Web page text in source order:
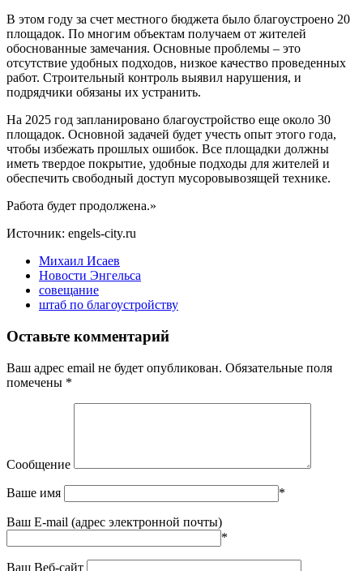
В этом году за счет местного бюджета было благоустроено 20
площадок. По многим объектам получаем от жителей
обоснованные замечания. Основные проблемы – это
отсутствие удобных подходов, низкое качество проведенных
работ. Строительный контроль выявил нарушения, и
подрядчики обязаны их устранить.
На 2025 год запланировано благоустройство еще около 30
площадок. Основной задачей будет учесть опыт этого года,
чтобы избежать прошлых ошибок. Все площадки должны
иметь твердое покрытие, удобные подходы для жителей и
обеспечить свободный доступ мусоровывозящей технике.
Работа будет продолжена.»
Источник: engels-city.ru
Михаил Исаев
Новости Энгельса
совещание
штаб по благоустройству
Оставьте комментарий
Ваш адрес email не будет опубликован. Обязательные поля
помечены *
Сообщение
Ваше имя *
Ваш E-mail (адрес электронной почты)
*
Ваш Веб-сайт